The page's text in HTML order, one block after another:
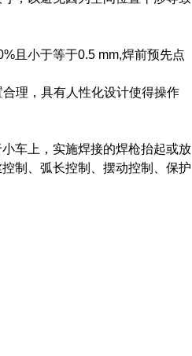
且小于等于0.5 mm,焊前预先点
理，具有人性化设计使得操作
车上，实施焊接的焊枪抬起或放
制、弧长控制、摆动控制、保护